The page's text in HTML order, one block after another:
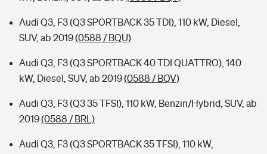
Audi Q3, F3 (Q3 SPORTBACK 35 TDI), 110 kW, Diesel,
SUV, ab 2019(0588 / BQU)
Audi Q3, F3 (Q3 SPORTBACK 40 TDI QUATTRO), 140
kW, Diesel, SUV, ab 2019(0588 / BQV)
Audi Q3, F3 (Q3 35 TFSI), 110 kW, Benzin/Hybrid, SUV, ab
2019(0588 / BRL)
Audi Q3, F3 (Q3 SPORTBACK 35 TFSI), 110 kW,